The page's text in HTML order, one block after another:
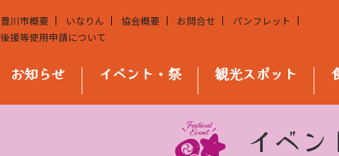
豊川市概要 いなりん 協会概要 お問合せ
パンフレット
後援等使用申請について
お知らせ イベント・祭 観光スポット
イベ